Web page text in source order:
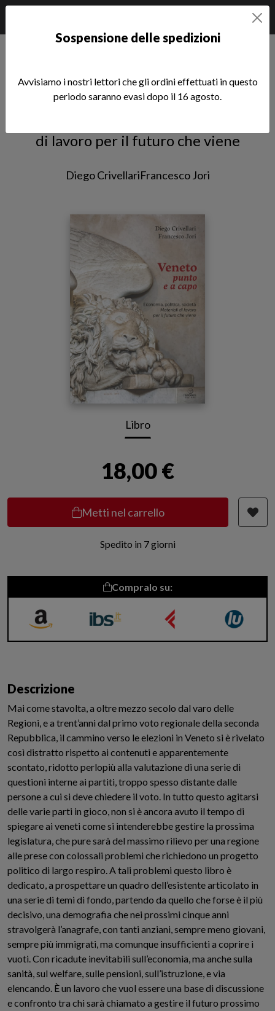
Veneto punto e a capo
di lavoro per il futuro che viene
Diego CrivellariFrancesco Jori
Libro
18,00 €
Metti nel carrello
Spedito in 7 giorni
Compralo su:
Descrizione
Mai come stavolta, a oltre mezzo secolo dal varo delle
Regioni, e a trent’anni dal primo voto regionale della seconda
Repubblica, il cammino verso le elezioni in Veneto si è rivelato
così distratto rispetto ai contenuti e apparentemente
scontato, ridotto perlopiù alla valutazione di una serie di
questioni interne ai partiti, troppo spesso distante dalle
persone a cui si deve chiedere il voto. In tutto questo agitarsi
delle varie parti in gioco, non si è ancora avuto il tempo di
spiegare ai veneti come si intenderebbe gestire la prossima
legislatura, che pure sarà del massimo rilievo per una regione
alle prese con colossali problemi che richiedono un progetto
politico di largo respiro. A tali problemi questo libro è
dedicato, a prospettare un quadro dell’esistente articolato in
una serie di temi di fondo, partendo da quello che forse è il più
decisivo, una demografia che nei prossimi cinque anni
stravolgerà l’anagrafe, con tanti anziani, sempre meno giovani,
sempre più immigrati, ma comunque insufficienti a coprire i
vuoti. Con ricadute inevitabili sull’economia, ma anche sulla
sanità, sul welfare, sulle pensioni, sull’istruzione, e via
elencando. È un lavoro che vuol essere una base di discussione
e confronto tra chi sarà chiamato a gestire il futuro prossimo
Sospensione delle spedizioni
Avvisiamo i nostri lettori che gli ordini effettuati in questo
periodo saranno evasi dopo il 16 agosto.